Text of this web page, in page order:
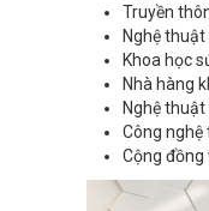
Truyền
Nghệ thuật
Khoa học
Nhà hàng
Nghệ
Công nghệ
Cộng đồng